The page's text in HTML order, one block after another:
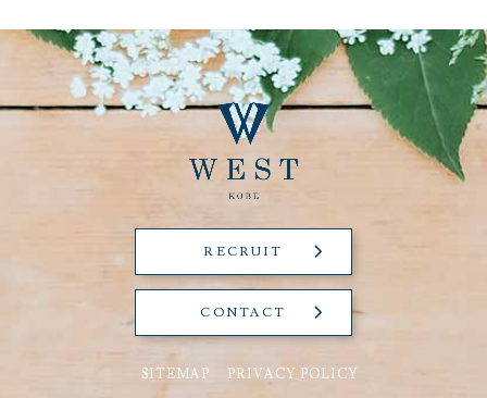
RECRUIT
CONTACT
SITEMAP PRIVACY POLICY